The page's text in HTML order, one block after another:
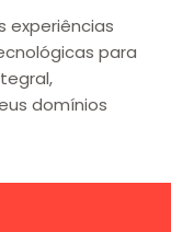
experiências
para
domínios